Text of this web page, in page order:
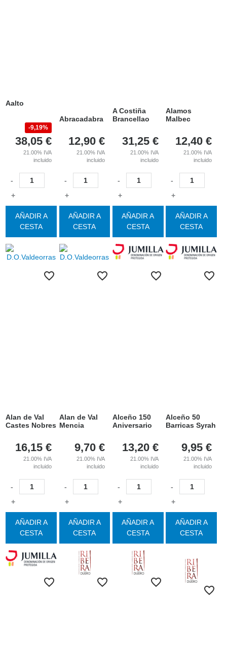
Aalto
9,19%
38,05 €
21.00% IVA
incluido
-
+
AÑADIR A
CESTA
Abracadabra
12,90 €
21.00% IVA
incluido
-
+
AÑADIR A
CESTA
A Costiña
Brancellao
31,25 €
21.00% IVA
incluido
-
+
AÑADIR A
CESTA
Alamos
Malbec
12,40 €
21.00% IVA
incluido
-
+
AÑADIR A
CESTA
Alan de Val
Castes Nobres
16,15 €
21.00% IVA
incluido
-
+
AÑADIR A
CESTA
Alan de Val
Mencia
9,70 €
21.00% IVA
incluido
-
+
AÑADIR A
CESTA
Alceño 150
Aniversario
13,20 €
21.00% IVA
incluido
-
+
AÑADIR A
CESTA
Alceño 50
Barricas Syrah
9,95 €
21.00% IVA
incluido
-
+
AÑADIR A
CESTA